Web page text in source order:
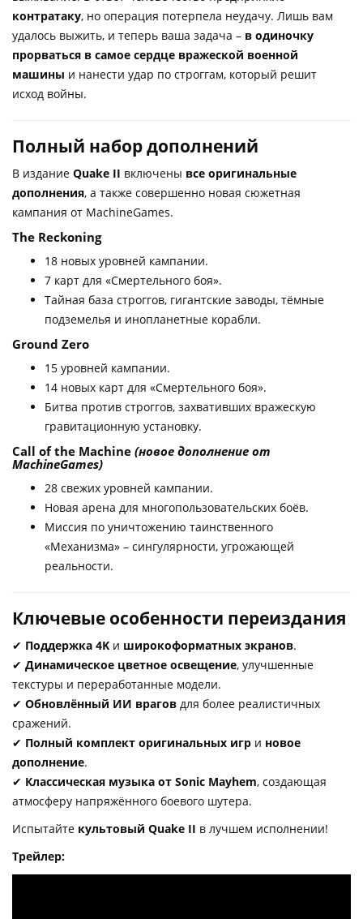
контратаку, но операция потерпела неудачу. Лишь вам
удалось выжить, и теперь ваша задача – в одиночку
прорваться в самое сердце вражеской военной
машины и нанести удар по строггам, который решит
исход войны.
Полный набор дополнений
В издание Quake II включены все оригинальные
дополнения, а также совершенно новая сюжетная
кампания от MachineGames.
The Reckoning
18 новых уровней кампании.
7 карт для «Смертельного боя».
Тайная база строггов, гигантские заводы, тёмные
подземелья и инопланетные корабли.
Ground Zero
15 уровней кампании.
14 новых карт для «Смертельного боя».
Битва против строггов, захвативших вражескую
гравитационную установку.
Call of the Machine (новое дополнение от
MachineGames)
28 свежих уровней кампании.
Новая арена для многопользовательских боёв.
Миссия по уничтожению таинственного
«Механизма» – сингулярности, угрожающей
реальности.
Ключевые особенности переиздания
✔ Поддержка 4K и широкоформатных экранов.
✔ Динамическое цветное освещение, улучшенные
текстуры и переработанные модели.
✔ Обновлённый ИИ врагов для более реалистичных
сражений.
✔ Полный комплект оригинальных игр и новое
дополнение.
✔ Классическая музыка от Sonic Mayhem, создающая
атмосферу напряжённого боевого шутера.
Испытайте культовый Quake II в лучшем исполнении!
Трейлер: